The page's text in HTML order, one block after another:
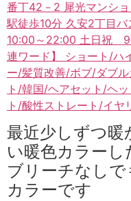
最近少しずつ暖
い暖色カラーし
ブリーチなし
カラーです